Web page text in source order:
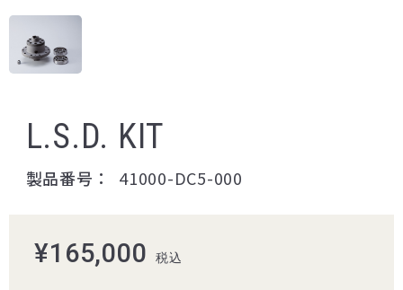
L.S.D. KIT
製品番号： 41000-DC5-000
¥165,000 税込